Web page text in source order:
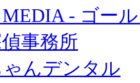
- ゴー
事務所
んデンタル